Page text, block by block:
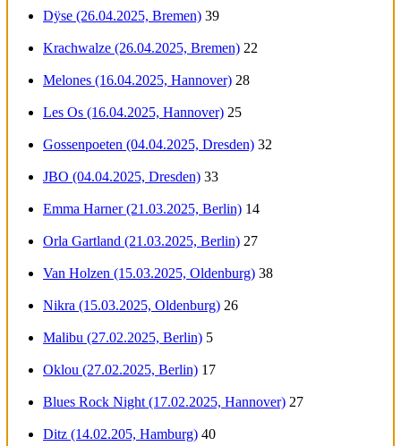
Dÿse (26.04.2025, Bremen) 39
Krachwalze (26.04.2025, Bremen) 22
Melones (16.04.2025, Hannover) 28
Les Os (16.04.2025, Hannover) 25
Gossenpoeten (04.04.2025, Dresden) 32
JBO (04.04.2025, Dresden) 33
Emma Harner (21.03.2025, Berlin) 14
Orla Gartland (21.03.2025, Berlin) 27
Van Holzen (15.03.2025, Oldenburg) 38
Nikra (15.03.2025, Oldenburg) 26
Malibu (27.02.2025, Berlin) 5
Oklou (27.02.2025, Berlin) 17
Blues Rock Night (17.02.2025, Hannover) 27
Ditz (14.02.205, Hamburg) 40